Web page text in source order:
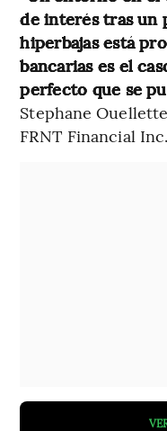
de interés tras un
hiperbajas está
bancarias es el
perfecto que se
Stephane
FRNT Financial Inc.